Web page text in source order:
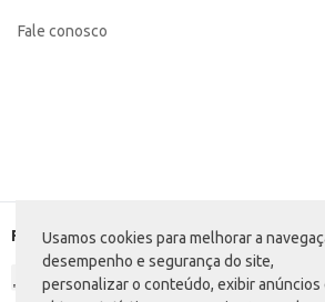
Usamos cookies para melhorar a
desempenho e segurança do site,
personalizar o conteúdo, exibir anúncios
Fale conosco
Formas de pagamento